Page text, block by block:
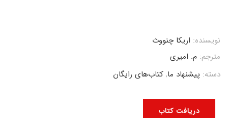
دریافت کتاب
نویسنده: اریکا چنووث
مترجم: م. امیری
دسته: پیشنهاد ما, کتاب‌های رایگان